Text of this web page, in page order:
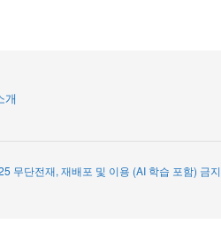
개
무단전재, 재배포 및 이용 (AI 학습 포함) 금지